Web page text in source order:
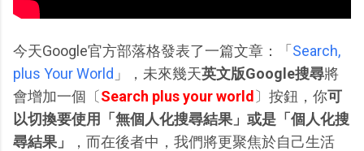
今天Google官方部落格發表了一篇文章：「 Search,
plus Your World 」，未來幾天英文版Google搜尋將
會增加一個〔Search plus your world 〕按鈕，你可
以切換要使用「無個人化搜尋結果」或是「個人化搜
尋結果」
，而在後者中，我們將更聚焦於自己生活